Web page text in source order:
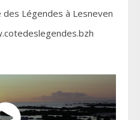
Légendes à Lesneven